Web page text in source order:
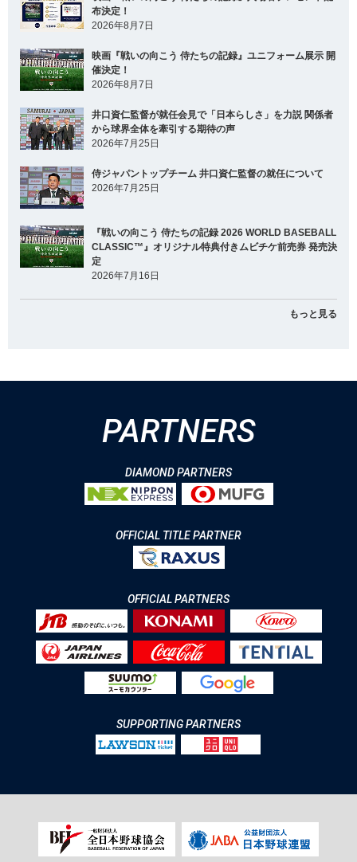
布決定！
2026年8月7日
映画『戦いの向こう 侍たちの記録』ユニフォーム展示 開
催決定！
2026年8月7日
井口資仁監督が就任会見で「日本らしさ」を力説 関係者
から球界全体を牽引する期待の声
2026年7月25日
侍ジャパントップチーム 井口資仁監督の就任について
2026年7月25日
『戦いの向こう 侍たちの記録 2026 WORLD BASEBALL
CLASSIC™』オリジナル特典付きムビチケ前売券 発売決
定
2026年7月16日
もっと見る
PARTNERS
DIAMOND PARTNERS
OFFICIAL TITLE PARTNER
OFFICIAL PARTNERS
SUPPORTING PARTNERS